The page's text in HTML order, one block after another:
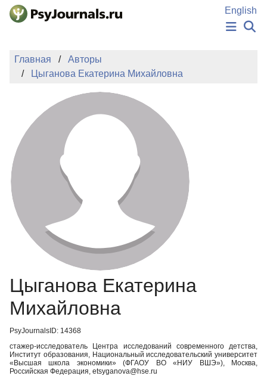
Перейти к основному содержанию
English
ИЗДАНИЯ
ПОДАТЬ РУКОПИСЬ
БАЗА ЗНАНИЙ
КЛЮЧЕВЫЕ СЛОВА
Регистрация
Главная
Авторы
Цыганова Екатерина Михайловна
Цыганова Екатерина
Михайловна
PsyJournalsID: 14368
стажер-исследователь Центра исследований современного детства,
Институт образования, Национальный исследовательский университет
«Высшая школа экономики» (ФГАОУ ВО «НИУ ВШЭ»), Москва,
Российская Федерация, etsyganova@hse.ru